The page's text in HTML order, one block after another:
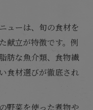
ューは、旬の食材を
献立が特徴です。例
肪な魚介類、食物繊
食材選びが徹底され
野菜を使った煮物や